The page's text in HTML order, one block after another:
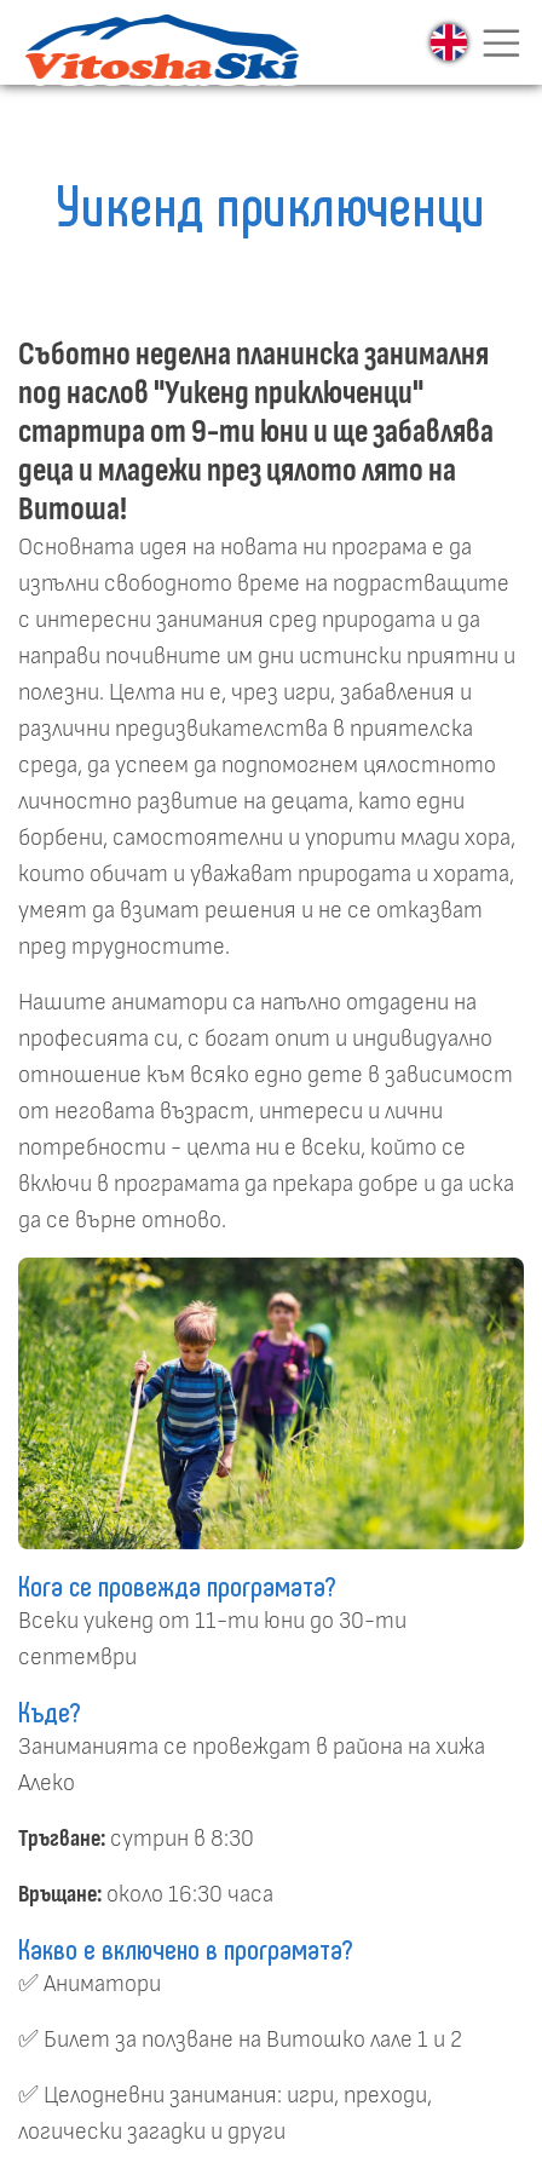
Уикенд приключенци
Съботно неделна планинска занималня
под наслов "Уикенд приключенци"
стартира от 9-ти юни и ще забавлява
деца и младежи през цялото лято на
Витоша!
Основната идея на новата ни програма е да
изпълни свободното време на подрастващите
с интересни занимания сред природата и да
направи почивните им дни истински приятни и
полезни. Целта ни е, чрез игри, забавления и
различни предизвикателства в приятелска
среда, да успеем да подпомогнем цялостното
личностно развитие на децата, като едни
борбени, самостоятелни и упорити млади хора,
които обичат и уважават природата и хората,
умеят да взимат решения и не се отказват
пред трудностите.
Нашите аниматори са напълно отдадени на
професията си, с богат опит и индивидуално
отношение към всяко едно дете в зависимост
от неговата възраст, интереси и лични
потребности - целта ни е всеки, който се
включи в програмата да прекара добре и да иска
да се върне отново.
Кога се провежда програмата?
Всеки уикенд от 11-ти юни до 30-ти
септември
Къде?
Заниманията се провеждат в района на хижа
Алеко
Тръгване: сутрин в 8:30
Връщане: около 16:30 часа
Какво е включено в програмата?
✅ Аниматори
✅ Билет за ползване на Витошко лале 1 и 2
✅ Целодневни занимания: игри, преходи,
логически загадки и други